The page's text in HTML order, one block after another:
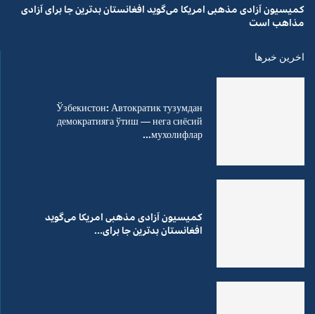
کمیسیون آزادی مذهبی امریکا می‌گوید افغانستان بدترین جا برای آزادی
مذاهب است
اخرین خبرها
Ўзбекистон: Автократик тузумдан
демократияга ўтиш — нега сиёсий
мухолифлар...
کمیسیون آزادی مذهبی امریکا می‌گوید
افغانستان بدترین جا برای...